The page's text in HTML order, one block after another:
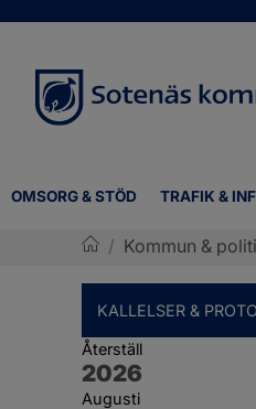
OMSORG & STÖD TRAFIK &
/ Kommun &
KALLELSER &
Återställ
År:
2026
Augusti